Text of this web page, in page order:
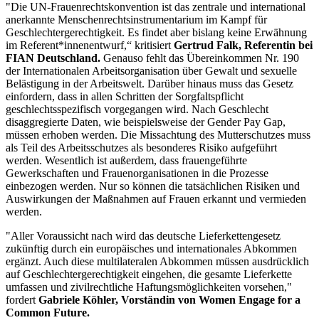
"Die UN-Frauenrechtskonvention ist das zentrale und international
anerkannte Menschenrechtsinstrumentarium im Kampf für
Geschlechtergerechtigkeit. Es findet aber bislang keine Erwähnung
im Referent*innenentwurf,“ kritisiertGertrud Falk, Referentin bei
FIAN Deutschland. Genauso fehlt das Übereinkommen Nr. 190
der Internationalen Arbeitsorganisation über Gewalt und sexuelle
Belästigung in der Arbeitswelt. Darüber hinaus muss das Gesetz
einfordern, dass in allen Schritten der Sorgfaltspflicht
geschlechtsspezifisch vorgegangen wird. Nach Geschlecht
disaggregierte Daten, wie beispielsweise der Gender Pay Gap,
müssen erhoben werden. Die Missachtung des Mutterschutzes muss
als Teil des Arbeitsschutzes als besonderes Risiko aufgeführt
werden. Wesentlich ist außerdem, dass frauengeführte
Gewerkschaften und Frauenorganisationen in die Prozesse
einbezogen werden. Nur so können die tatsächlichen Risiken und
Auswirkungen der Maßnahmen auf Frauen erkannt und vermieden
werden.
"Aller Voraussicht nach wird das deutsche Lieferkettengesetz
zukünftig durch ein europäisches und internationales Abkommen
ergänzt. Auch diese multilateralen Abkommen müssen ausdrücklich
auf Geschlechtergerechtigkeit eingehen, die gesamte Lieferkette
umfassen und zivilrechtliche Haftungsmöglichkeiten vorsehen,"
fordertGabriele Köhler, Vorständin von Women Engage for a
Common Future.